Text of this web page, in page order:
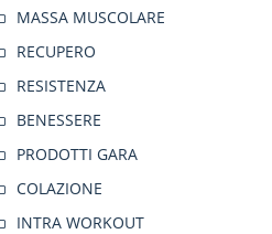
MASSA MUSCOLARE
RECUPERO
RESISTENZA
BENESSERE
PRODOTTI GARA
COLAZIONE
INTRA WORKOUT